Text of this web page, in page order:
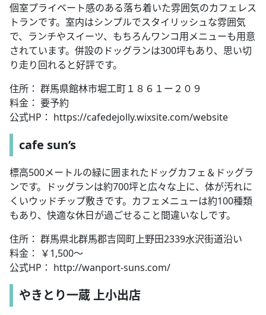
個室プライベート感のある落ち着いた雰囲気のカフェレス
トランです。室内はシンプルでスタイリッシュな雰囲気
で、ランチやスイーツ、もちろんワンコ用メニューも用意
されています。併設のドッグランは300坪もあり、思い切
り走り回れると好評です。
住所： 群馬県館林市堀工町１８６１ー２０９
料金： 要予約
公式HP： https://cafedejolly.wixsite.com/website
cafe sun’s
標高500メートルの緑に囲まれたドッグカフェ＆ドッグラ
ンです。ドッグランは約700坪と広々な上に、体が汚れに
くいウッドチップ敷きです。カフェメニューは約100種類
もあり、快適な休日が過ごせること間違いなしです。
住所： 群馬県北群馬郡吉岡町上野田2339水沢街道沿い
料金： ￥1,500～
公式HP： http://wanport-suns.com/
やきとり一蔵 上小出店